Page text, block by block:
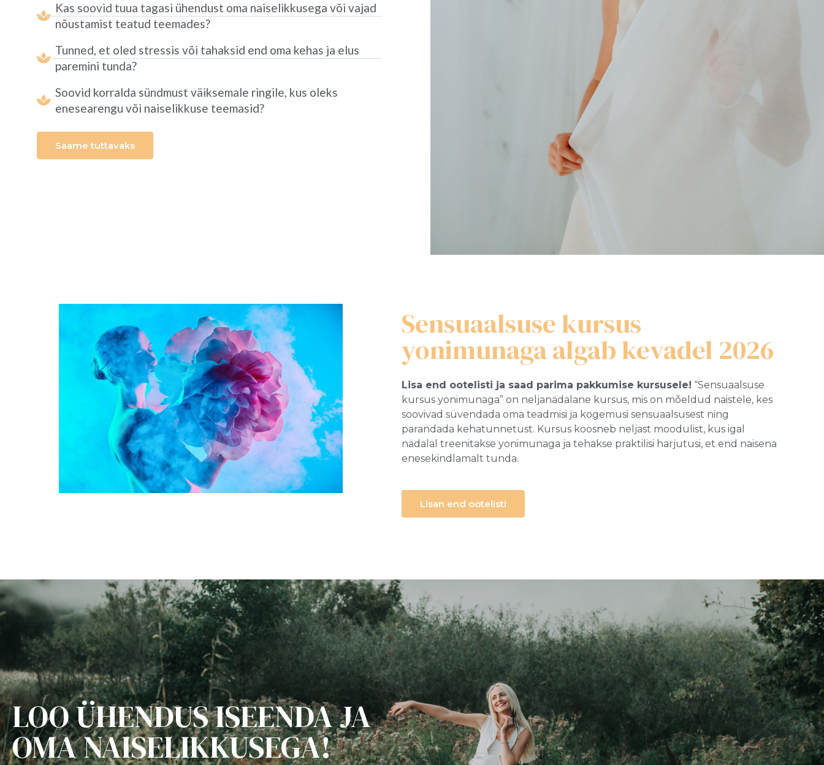
Kas soovid tuua tagasi ühendust oma naiselikkusega või vajad
nõustamist teatud teemades?
Tunned, et oled stressis või tahaksid end oma kehas ja elus
paremini tunda?
Soovid korralda sündmust väiksemale ringile, kus oleks
enesearengu või naiselikkuse teemasid?
Saame tuttavaks
Sensuaalsuse kursus
yonimunaga algab kevadel 2026
Lisa end ootelisti ja saad parima pakkumise kursusele! “Sensuaalsuse
kursus yonimunaga” on neljanädalane kursus, mis on mõeldud naistele, kes
soovivad süvendada oma teadmisi ja kogemusi sensuaalsusest ning
parandada kehatunnetust. Kursus koosneb neljast moodulist, kus igal
nädalal treenitakse yonimunaga ja tehakse praktilisi harjutusi, et end naisena
enesekindlamalt tunda.
Lisan end ootelisti
LOO ÜHENDUS ISEENDA JA
OMA NAISELIKKUSEGA!